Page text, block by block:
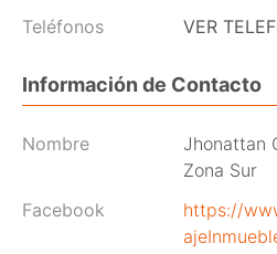
Teléfonos
VER
Información de Contacto
Nombre
Jhonattan
Zona Sur
Facebook
https://